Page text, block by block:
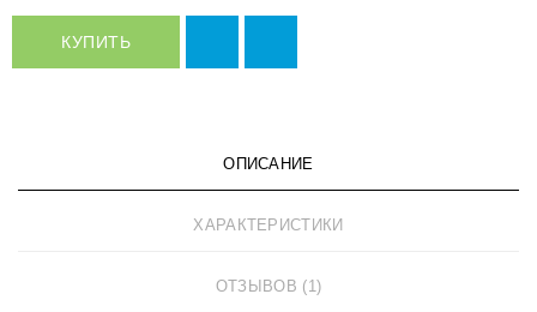
КУПИТЬ
ОПИСАНИЕ
ХАРАКТЕРИСТИКИ
ОТЗЫВОВ (1)